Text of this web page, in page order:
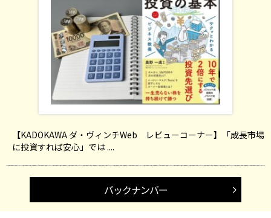
【KADOKAWA ダ・ヴィンチWeb レビューコーナー】「成長市場
に投資すれば安心」では ....
バックナンバー